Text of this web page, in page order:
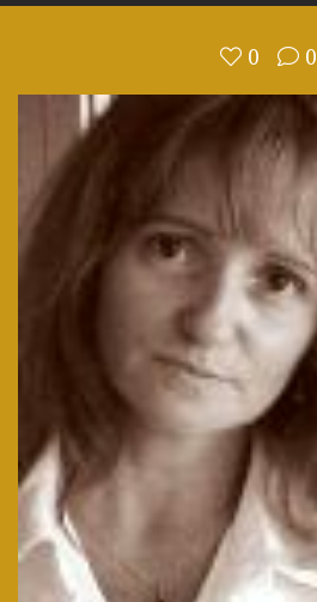
0 0